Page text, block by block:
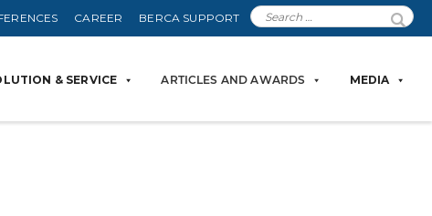
CAREER BERCA SUPPORT
& SERVICE ARTICLES AND AWARDS MEDIA